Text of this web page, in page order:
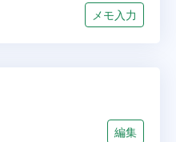
メモ入力
編集